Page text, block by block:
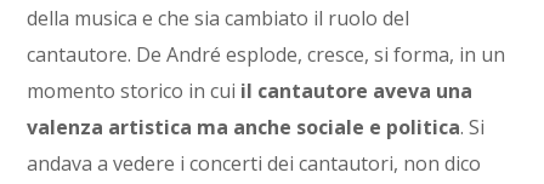
della musica e che sia cambiato il ruolo del
cantautore. De André esplode, cresce, si forma, in un
momento storico in cui il cantautore aveva una
valenza artistica ma anche sociale e politica. Si
andava a vedere i concerti dei cantautori, non dico